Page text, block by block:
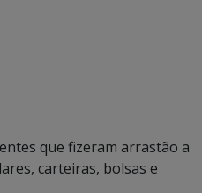
que fizeram arrastão a
carteiras, bolsas e